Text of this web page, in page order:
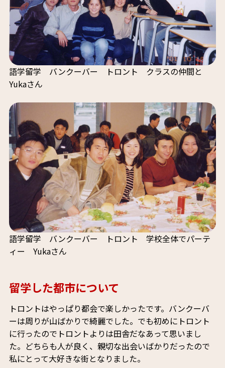
語学留学 バンクーバー トロント クラスの仲間と
Yukaさん
語学留学 バンクーバー トロント 学校全体でパーテ
ィー Yukaさん
留学した都市について
トロントはやっぱり都会で楽しかったです。バンクーバ
ーは周りが山ばかりで綺麗でした。でも初めにトロント
に行ったのでトロントよりは田舎だなあって思いまし
た。どちらも人が良く、親切な出会いばかりだったので
私にとって大好きな街となりました。